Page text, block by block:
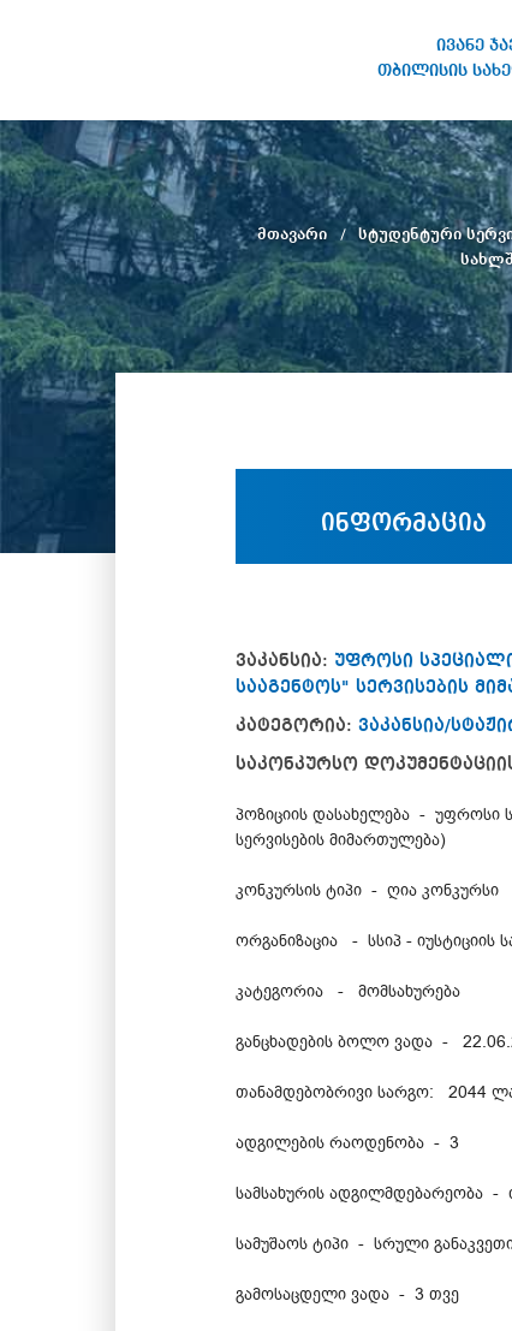
ივანე
თბილისის
სახელობის თბილისის
სახელმწიფო უნივერსიტეტი
მთავარი სტუდენტური
ინფორმაცია
ვაკანსია: უფროსი
სააგენტოს" სერვისების
კატეგორია: ვაკანსია/
საკონკურსო
პოზიციის დასახელება - უფროსი
სერვისების მიმართულება)
კონკურსის ტიპი - ღია კონკურსი
ორგანიზაცია - სსიპ - იუსტიციის
კატეგორია - მომსახურება
განცხადების ბოლო ვადა -
თანამდებობრივი სარგო: 2044
ადგილების რაოდენობა - 3
სამსახურის ადგილმდებარეობა -
სამუშაოს ტიპი - სრული
გამოსაცდელი ვადა - 3 თვე